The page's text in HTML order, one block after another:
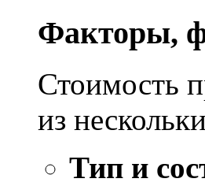
Факторы,
Стоимость
из
Тип и